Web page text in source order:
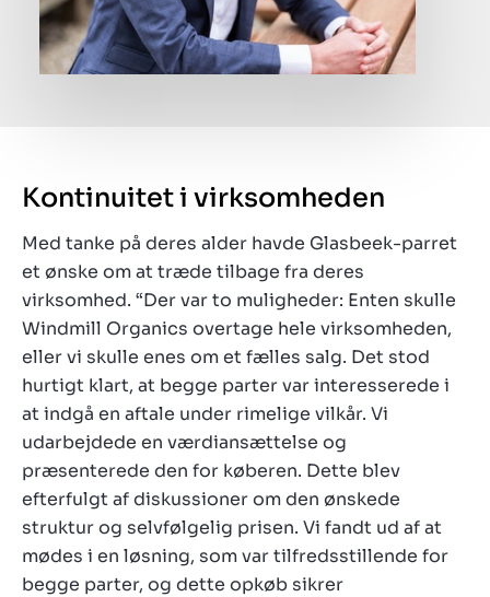
Kontinuitet i virksomheden
Med tanke på deres alder havde Glasbeek-parret
et ønske om at træde tilbage fra deres
virksomhed. “Der var to muligheder: Enten skulle
Windmill Organics overtage hele virksomheden,
eller vi skulle enes om et fælles salg. Det stod
hurtigt klart, at begge parter var interesserede i
at indgå en aftale under rimelige vilkår. Vi
udarbejdede en værdiansættelse og
præsenterede den for køberen. Dette blev
efterfulgt af diskussioner om den ønskede
struktur og selvfølgelig prisen. Vi fandt ud af at
mødes i en løsning, som var tilfredsstillende for
begge parter, og dette opkøb sikrer